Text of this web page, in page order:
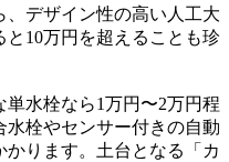
デザイン性の高い人工大
10万円を超えることも珍
水栓なら1万円〜2万円程
水栓やセンサー付きの自動
ります。土台となる「カ